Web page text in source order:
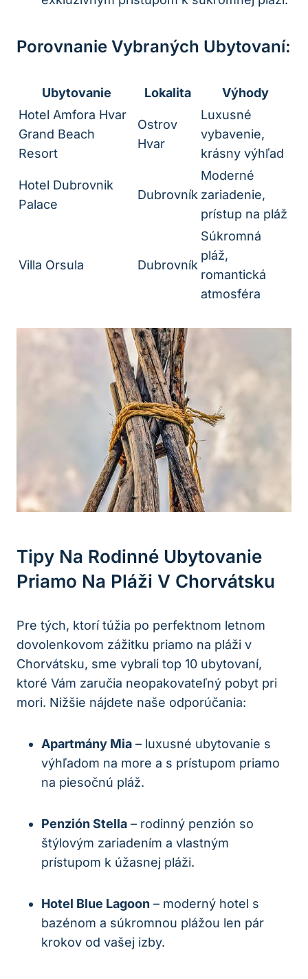
Porovnanie Vybraných Ubytovaní:
Ubytovanie Lokalita
Výhody
Hotel Amfora Hvar
Grand Beach
Resort
Ostrov
Hvar
Luxusné
vybavenie,
krásny výhľad
Hotel Dubrovnik
Palace
Dubrovník
Moderné
zariadenie,
prístup na pláž
Villa Orsula Dubrovník
Súkromná
pláž,
romantická
atmosféra
Tipy Na Rodinné Ubytovanie
Priamo Na Pláži V Chorvátsku
Pre tých, ktorí túžia po perfektnom letnom
dovolenkovom zážitku priamo na pláži v
Chorvátsku, sme vybrali top 10 ubytovaní,
ktoré Vám zaručia neopakovateľný pobyt pri
mori. Nižšie nájdete naše odporúčania:
Apartmány Mia – luxusné ubytovanie s
výhľadom na more a s prístupom priamo
na piesočnú pláž.
Penzión Stella – rodinný penzión so
štýlovým zariadením a vlastným
prístupom k úžasnej pláži.
Hotel Blue Lagoon – moderný hotel s
bazénom a súkromnou plážou len pár
krokov od vašej izby.